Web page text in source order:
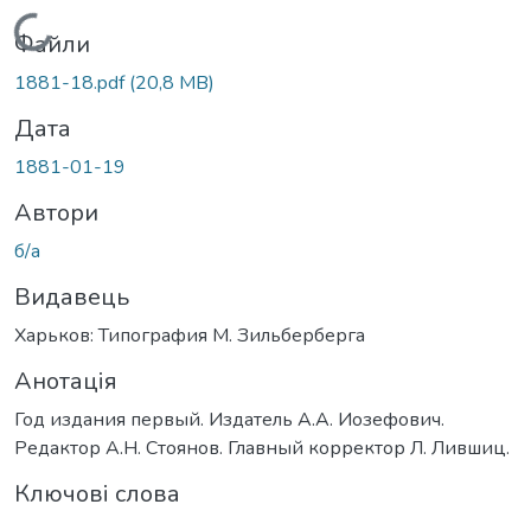
Вантажиться...
Файли
1881-18.pdf(20,8 MB)
Дата
1881-01-19
Автори
б/а
Видавець
Харьков: Типография М. Зильберберга
Анотація
Год издания первый. Издатель А.А. Иозефович.
Редактор А.Н. Стоянов. Главный корректор Л. Лившиц.
Ключові слова